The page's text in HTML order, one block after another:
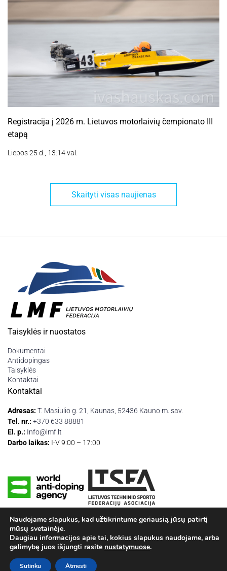
Registracija į 2026 m. Lietuvos motorlaivių čempionato III
etapą
Liepos 25 d., 13:14 val.
Skaityti visas naujienas
Taisyklės ir nuostatos
Dokumentai
Antidopingas
Taisyklės
Kontaktai
Kontaktai
Adresas: T. Masiulio g. 21, Kaunas, 52436 Kauno m. sav.
Tel. nr.: +370 633 88881
El. p.: Info@lmf.lt
Darbo laikas: I-V 9:00 – 17:00
© 2026 LMF | Visos teisės saugomos
Sprendimas: Šviesūs projektai
Naudojame slapukus, kad užtikrintume geriausią jūsų patirtį
mūsų svetainėje.
Daugiau informacijos apie tai, kokius slapukus naudojame, arba
galimybę juos išjungti rasite nustatymuose.
Sutinku Atmesti